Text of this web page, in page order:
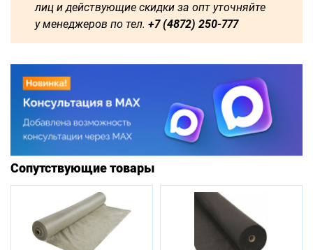
лиц и действующие скидки за опт уточняйте
у менеджеров по тел. +7 (4872) 250-777
4500 4750 5000 5250
Сопутствующие товары